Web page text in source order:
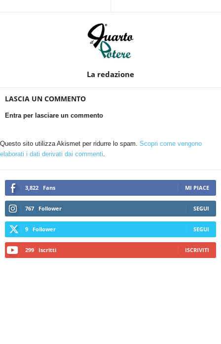
La redazione
LASCIA UN COMMENTO
Entra per lasciare un commento
Questo sito utilizza Akismet per ridurre lo spam. Scopri come vengono
elaborati i dati derivati dai commenti
3,822 Fans MI PIACE
767 Follower SEGUI
9 Follower SEGUI
299 Iscritti ISCRIVITI